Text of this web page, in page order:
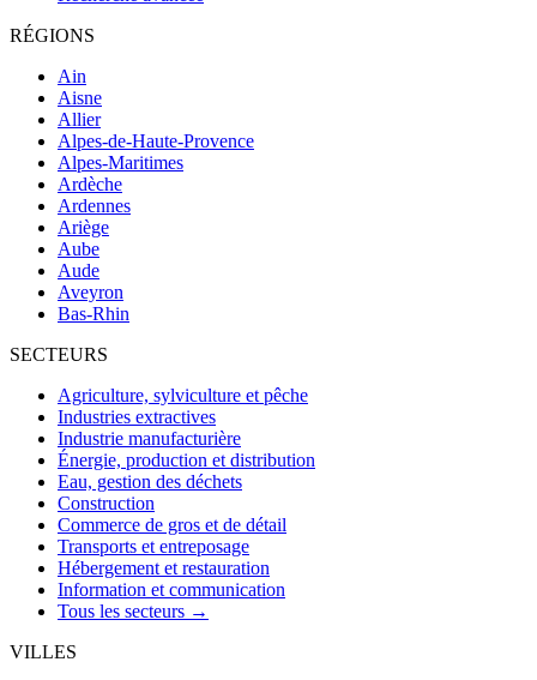
RÉGIONS
Ain
Aisne
Allier
Alpes-de-Haute-Provence
Alpes-Maritimes
Ardèche
Ardennes
Ariège
Aube
Aude
Aveyron
Bas-Rhin
SECTEURS
Agriculture, sylviculture et pêche
Industries extractives
Industrie manufacturière
Énergie, production et distribution
Eau, gestion des déchets
Construction
Commerce de gros et de détail
Transports et entreposage
Hébergement et restauration
Information et communication
Tous les secteurs →
VILLES